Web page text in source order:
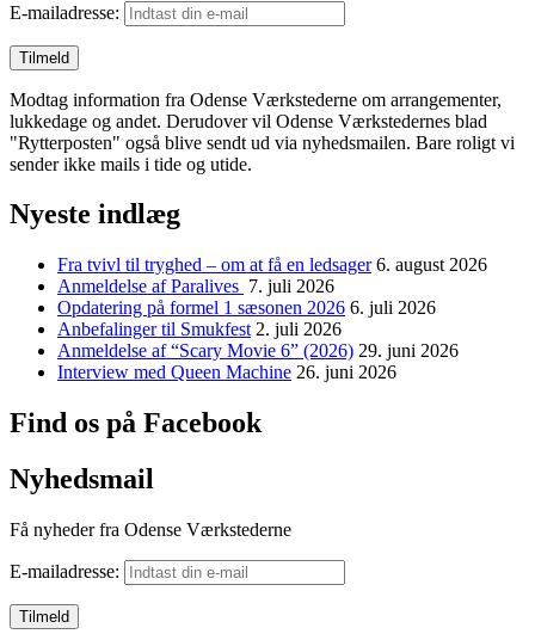
E-mailadresse:
Modtag information fra Odense Værkstederne om arrangementer,
lukkedage og andet. Derudover vil Odense Værkstedernes blad
"Rytterposten" også blive sendt ud via nyhedsmailen. Bare roligt vi
sender ikke mails i tide og utide.
Nyeste indlæg
Fra tvivl til tryghed – om at få en ledsager 6. august 2026
Anmeldelse af Paralives 7. juli 2026
Opdatering på formel 1 sæsonen 2026 6. juli 2026
Anbefalinger til Smukfest 2. juli 2026
Anmeldelse af “Scary Movie 6” (2026) 29. juni 2026
Interview med Queen Machine 26. juni 2026
Find os på Facebook
Nyhedsmail
Få nyheder fra Odense Værkstederne
E-mailadresse: